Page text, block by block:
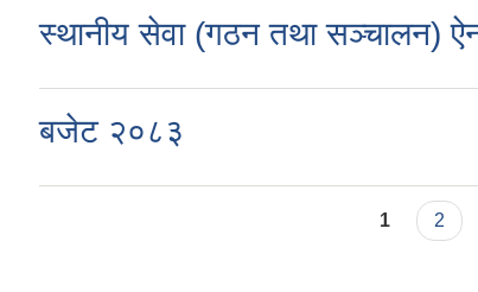
स्थानीय सेवा (गठन तथा सञ्चालन)
बजेट २०८३
1 2